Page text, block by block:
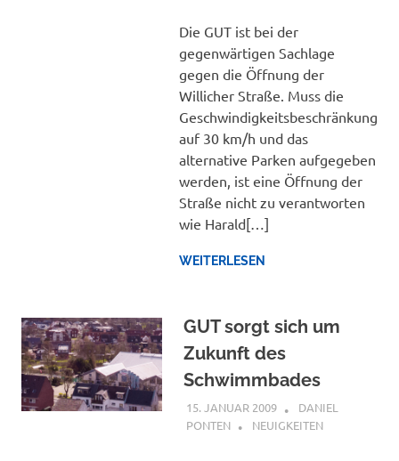
Die GUT ist bei der
gegenwärtigen Sachlage
gegen die Öffnung der
Willicher Straße. Muss die
Geschwindigkeitsbeschränkung
auf 30 km/h und das
alternative Parken aufgegeben
werden, ist eine Öffnung der
Straße nicht zu verantworten
wie Harald[…]
WEITERLESEN
GUT sorgt sich um
Zukunft des
Schwimmbades
15. JANUAR 2009
DANIEL
PONTEN
NEUIGKEITEN